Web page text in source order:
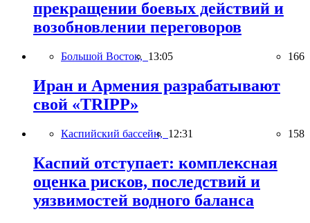
прекращении боевых действий и
возобновлении переговоров
Большой Восток, 13:05 166
Иран и Армения разрабатывают
свой «TRIPP»
Каспийский бассейн, 12:31 158
Каспий отступает: комплексная
оценка рисков, последствий и
уязвимостей водного баланса